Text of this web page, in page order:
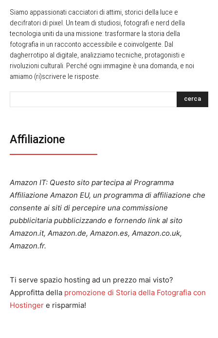
Siamo appassionati cacciatori di attimi, storici della luce e
decifratori di pixel. Un team di studiosi, fotografi e nerd della
tecnologia uniti da una missione: trasformare la storia della
fotografia in un racconto accessibile e coinvolgente. Dal
dagherrotipo al digitale, analizziamo tecniche, protagonisti e
rivoluzioni culturali. Perché ogni immagine è una domanda, e noi
amiamo (ri)scrivere le risposte.
cerca
Affiliazione
Amazon IT: Questo sito partecipa al Programma
Affiliazione Amazon EU, un programma di affiliazione che
consente ai siti di percepire una commissione
pubblicitaria pubblicizzando e fornendo link al sito
Amazon.it, Amazon.de, Amazon.es, Amazon.co.uk,
Amazon.fr.
Ti serve spazio hosting ad un prezzo mai visto?
Approfitta della promozione di Storia della Fotografia con
Hostinger e risparmia!